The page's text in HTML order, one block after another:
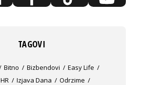
TAGOVI
Bitno Bizbendovi
Easy Life
HR Izjava Dana
Odrzime